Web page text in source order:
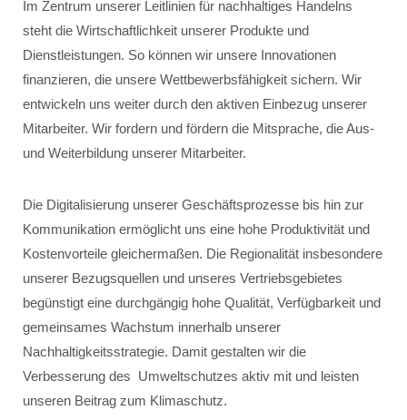
Im Zentrum unserer Leitlinien für nachhaltiges Handelns
steht die Wirtschaftlichkeit unserer Produkte und
Dienstleistungen. So können wir unsere Innovationen
finanzieren, die unsere Wettbewerbsfähigkeit sichern. Wir
entwickeln uns weiter durch den aktiven Einbezug unserer
Mitarbeiter. Wir fordern und fördern die Mitsprache, die Aus-
und Weiterbildung unserer Mitarbeiter.
Die Digitalisierung unserer Geschäftsprozesse bis hin zur
Kommunikation ermöglicht uns eine hohe Produktivität und
Kostenvorteile gleichermaßen. Die Regionalität insbesondere
unserer Bezugsquellen und unseres Vertriebsgebietes
begünstigt eine durchgängig hohe Qualität, Verfügbarkeit und
gemeinsames Wachstum innerhalb unserer
Nachhaltigkeitsstrategie. Damit gestalten wir die
Verbesserung des Umweltschutzes aktiv mit und leisten
unseren Beitrag zum Klimaschutz.